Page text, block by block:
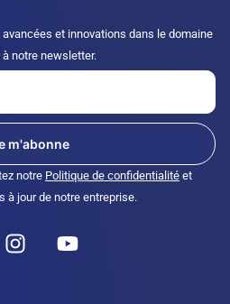
et innovations dans le domaine
notre newsletter.
m'abonne
notre Politique de confidentialité et
à jour de notre entreprise.